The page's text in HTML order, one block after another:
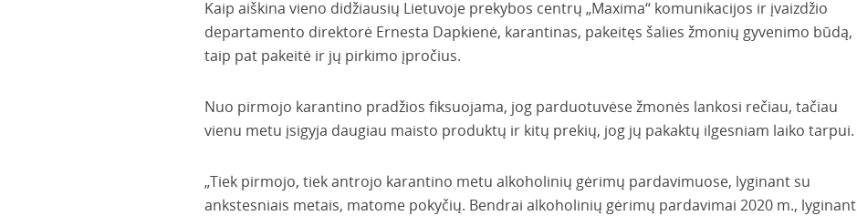
Kaip aiškina vieno didžiausių Lietuvoje prekybos centrų „Maxima“ komunikacijos ir įvaizdžio
departamento direktorė Ernesta Dapkienė, karantinas, pakeitęs šalies žmonių gyvenimo būdą,
taip pat pakeitė ir jų pirkimo įpročius.
Nuo pirmojo karantino pradžios fiksuojama, jog parduotuvėse žmonės lankosi rečiau, tačiau
vienu metu įsigyja daugiau maisto produktų ir kitų prekių, jog jų pakaktų ilgesniam laiko tarpui.
„Tiek pirmojo, tiek antrojo karantino metu alkoholinių gėrimų pardavimuose, lyginant su
ankstesniais metais, matome pokyčių. Bendrai alkoholinių gėrimų pardavimai 2020 m., lyginant